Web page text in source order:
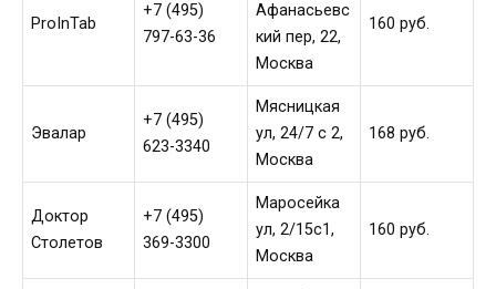
ProInTab
+7 (495)
797-63-36
Афанасьевс
кий пер, 22,
Москва
160 руб.
Эвалар
+7 (495)
623-3340
Мясницкая
ул, 24/7 с 2,
Москва
168 руб.
Доктор
Столетов
+7 (495)
369-3300
Маросейка
ул, 2/15с1,
Москва
160 руб.